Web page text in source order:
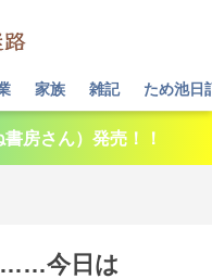
家族 雑記 ため池日
房さん）発売！！
……今日は